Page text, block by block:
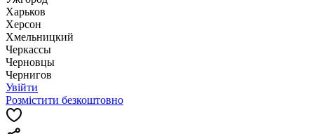
Харьков
Херсон
Хмельницкий
Черкассы
Чернoвцы
Чернигов
Увійти
Розмістити безкоштовно